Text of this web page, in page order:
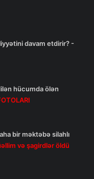
davam etdirir? -
hücumda ölən
bir məktəbə silahlı
və şagirdlər öldü